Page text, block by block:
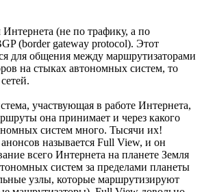
(не по трафику, а по
(border gateway protocol). Этот
для общения между маршрутизаторами
на стыках автономных систем, то
участвующая в работе Интернета,
она принимает и через какого
систем много. Тысячи их!
называется Full View, и он
всего Интернета на планете Земля
систем за пределами планеты
узлы, которые маршрутизируют